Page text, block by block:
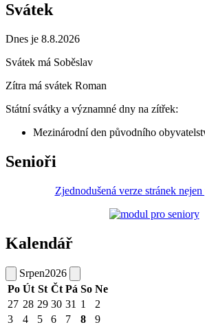
Svátek
Dnes je 8.8.2026
Svátek má Soběslav
Zítra má svátek Roman
Státní svátky a významné dny na zítřek:
Mezinárodní den původního
Senioři
Zjednodušená verze stránek
Kalendář
Srpen2026
Po Út St Čt Pá So Ne
27 28 29 30 31 1
2
3
4 5 6 7 8
9